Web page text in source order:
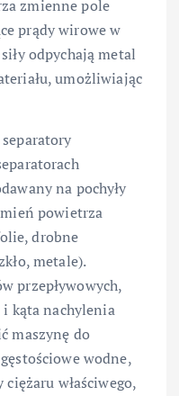
zmienne pole
prądy wirowe w
odpychają metal
umożliwiając
na pochyły
powietrza
drobne
metale).
przepływowych,
kąta nachylenia
maszynę do
wodne,
właściwego,